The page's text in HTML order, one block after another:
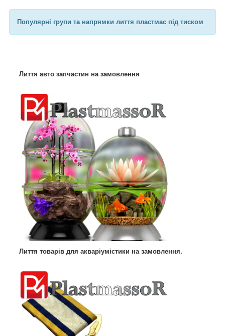
Популярні групи та напрямки лиття пластмас під тиском
Лиття авто запчастин на замовлення
Лиття товарів для акваріумістики на замовлення.